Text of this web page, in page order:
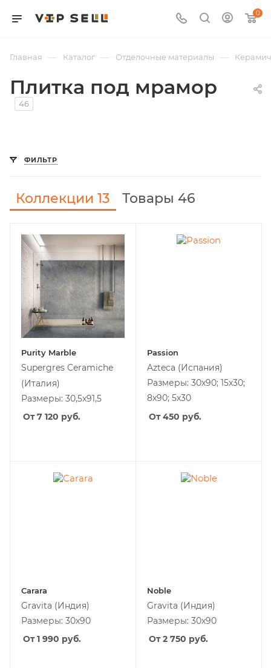
0
Главная — Каталог — Отделочные материалы —
Плитка под мрамор
46
ФИЛЬТР
Коллекции 13 Товары 46
Purity Marble
Supergres Ceramiche
(Италия)
Размеры: 30,5x91,5
От 7 120 руб.
Passion
Azteca (Испания)
Размеры: 30х90; 15x30;
8x90; 5x30
От 450 руб.
Carara
Gravita (Индия)
Размеры: 30х90
От 1 990 руб.
Noble
Gravita (Индия)
Размеры: 30х90
От 2 750 руб.